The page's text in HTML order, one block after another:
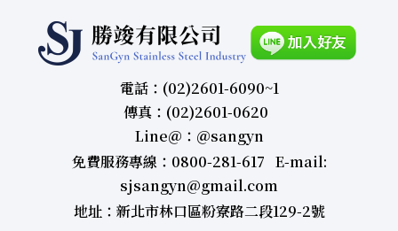
電話：(02)2601-6090~1
傳真：(02)2601-0620
Line＠：＠sangyn
免費服務專線：0800-281-617 E-mail:
sjsangyn@gmail.com
地址：新北市林口區粉寮路二段129-2號